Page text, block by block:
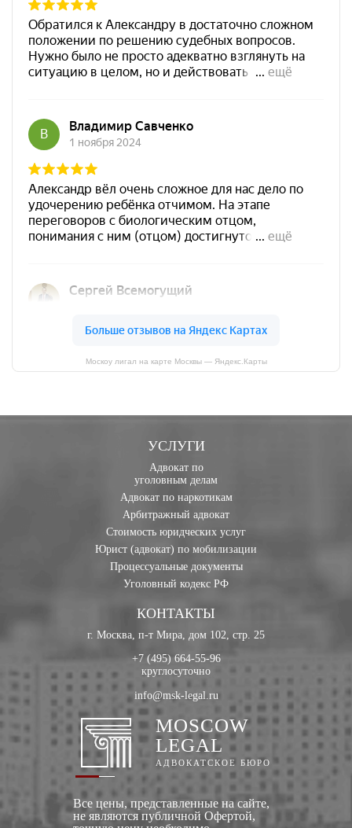
Москоу лигал на карте Москвы — Яндекс.Карты
MOSCOW
LEGAL
АДВОКАТСКОЕ БЮРО
Все цены, представленные на сайте,
не являются публичной Офертой,
УСЛУГИ
Адвокат по
уголовным делам
Адвокат по наркотикам
Арбитражный адвокат
Стоимость юридческих услуг
Юрист (адвокат) по мобилизации
Процессуальные документы
Уголовный кодекс РФ
КОНТАКТЫ
г. Москва, п-т Мира, дом 102, стр. 25
+7 (495) 664-55-96
круглосуточно
info@msk-legal.ru